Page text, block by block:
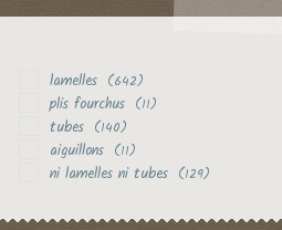
lamelles (642)
plis fourchus (11)
tubes (140)
aiguillons (11)
ni lamelles ni tubes (129)